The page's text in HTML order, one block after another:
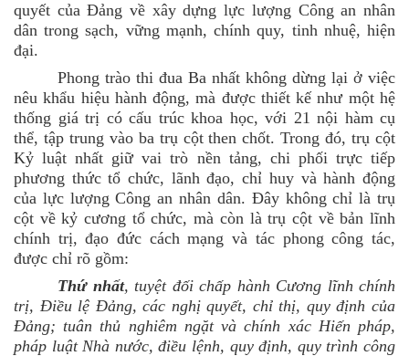
quyết của Đảng về xây dựng lực lượng Công an nhân
dân trong sạch, vững mạnh, chính quy, tinh nhuệ, hiện
đại.
Phong trào thi đua Ba nhất không dừng lại ở việc
nêu khẩu hiệu hành động, mà được thiết kế như một hệ
thống giá trị có cấu trúc khoa học, với 21 nội hàm cụ
thể, tập trung vào ba trụ cột then chốt. Trong đó, trụ cột
Kỷ luật nhất giữ vai trò nền tảng, chi phối trực tiếp
phương thức tổ chức, lãnh đạo, chỉ huy và hành động
của lực lượng Công an nhân dân. Đây không chỉ là trụ
cột về kỷ cương tổ chức, mà còn là trụ cột về bản lĩnh
chính trị, đạo đức cách mạng và tác phong công tác,
được chỉ rõ gồm:
Thứ nhất, tuyệt đối chấp hành Cương lĩnh chính
trị, Điều lệ Đảng, các nghị quyết, chỉ thị, quy định của
Đảng; tuân thủ nghiêm ngặt và chính xác Hiến pháp,
pháp luật Nhà nước, điều lệnh, quy định, quy trình công